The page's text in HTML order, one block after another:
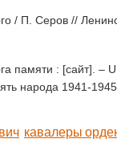
/ П. Серов //
памяти : [сайт].
народа 1941-
кавалеры